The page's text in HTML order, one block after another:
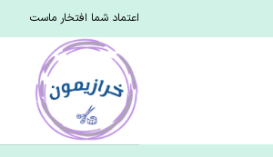
to
اعتماد شما افتخار ماست